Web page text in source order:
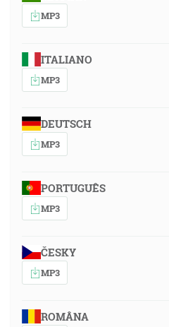
MP3
ITALIANO
MP3
DEUTSCH
MP3
PORTUGUÊS
MP3
ČESKY
MP3
ROMÂNA